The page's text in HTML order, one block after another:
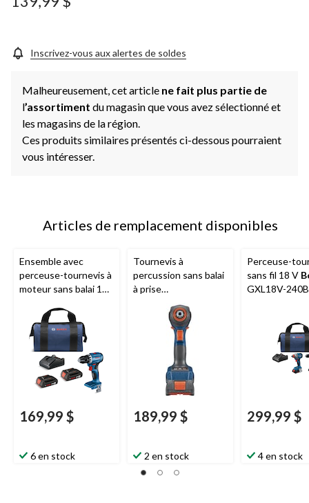
Inscrivez-vous aux alertes de soldes
Malheureusement, cet article ne fait plus partie de
l’assortiment du magasin que vous avez sélectionné et
les magasins de la région.
Ces produits similaires présentés ci-dessous pourraient
vous intéresser.
Articles de remplacement disponibles
Ensemble avec
perceuse-tournevis à
moteur sans balai 18
169,99 $
6 en stock
Tournevis à
percussion sans balai
à prise
douille/embout 2-en-
Freak, 18 V
GDX18V-1800
189,99 $
2 en stock
Perceuse-
sans fil 18 V
GXL18V-
en-1 avec
douilles
299,99 $
4 en stock